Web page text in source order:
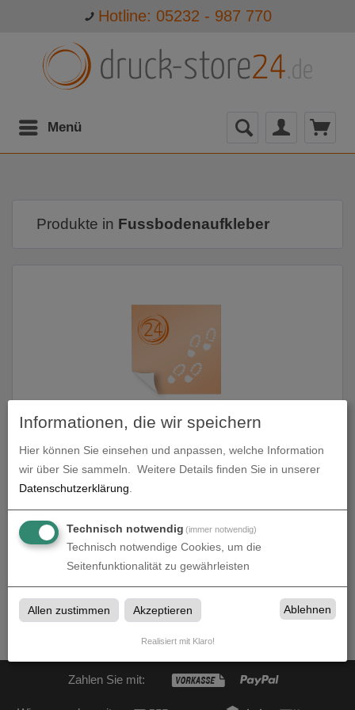
Hotline: 05232 - 987 770
Menü
Produkte in Fussbodenaufkleber
Fußbodenaufkleber
zum Artikel
Fussbodenaufkleber
Fussbodenaufkleber bei druck-store24.de in Detmold,
Ostwestfalen-Lippe
Zahlen Sie mit:
Informationen, die wir speichern
Hier können Sie einsehen und anpassen, welche Information
wir über Sie sammeln.
Weitere Details finden Sie in unserer
Datenschutzerklärung
Technisch notwendig (immer notwendig)
Technisch notwendige Cookies, um die
Seitenfunktionalität zu gewährleisten
Allen zustimmen Akzeptieren Ablehnen
Realisiert mit Klaro!